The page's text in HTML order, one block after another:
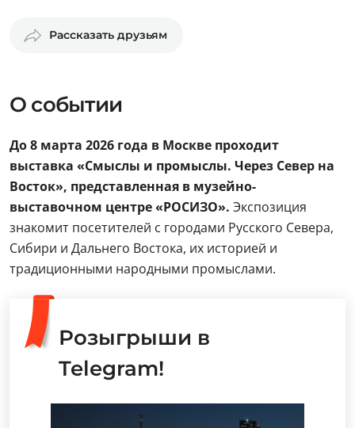
Рассказать друзьям
О событии
До 8 марта 2026 года в Москве проходит
выставка «Смыслы и промыслы. Через Север на
Восток», представленная в музейно-
выставочном центре «РОСИЗО». Экспозиция
знакомит посетителей с городами Русского Севера,
Сибири и Дальнего Востока, их историей и
традиционными народными промыслами.
Розыгрыши в
Telegram!